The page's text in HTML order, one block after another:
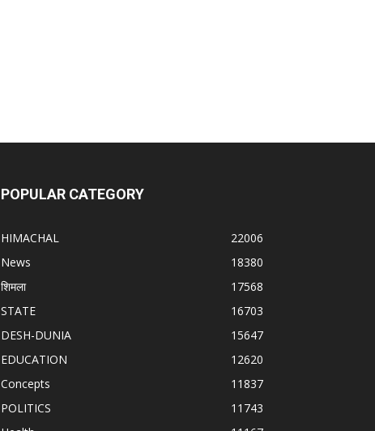
POPULAR CATEGORY
HIMACHAL
22006
News
18380
शिमला
17568
STATE
16703
DESH-DUNIA
15647
EDUCATION
12620
Concepts
11837
POLITICS
11743